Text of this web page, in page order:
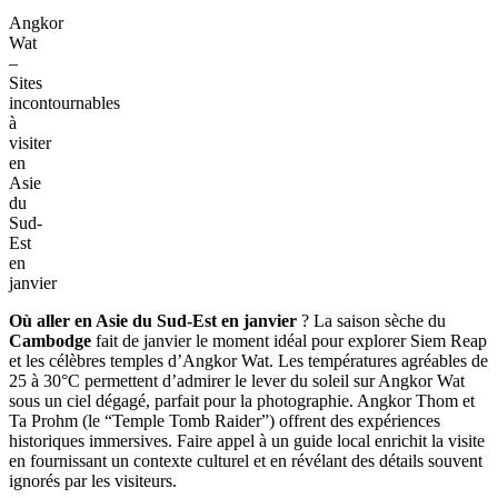
Les îles du
à visiter en janvier
températures chaudes parfaites pour les activités de plage. Phuket,
Krabi et Koh Lanta offrent des plages immaculées, du snorkeling et
du kayak à travers les falaises calcaires. Koh Phi Phi est célèbre
pour sa vie nocturne animée et ses points de vue spectaculaires.
Étant donné que janvier est un mois très fréquenté, il est conseillé de
réserver ferries et hébergements à l’avance pour obtenir les
meilleures options.
3. Cambodge
a. Siem Reap et Angkor Wat
Angkor
Wat
–
Sites
incontournables
à
visiter
en
Asie